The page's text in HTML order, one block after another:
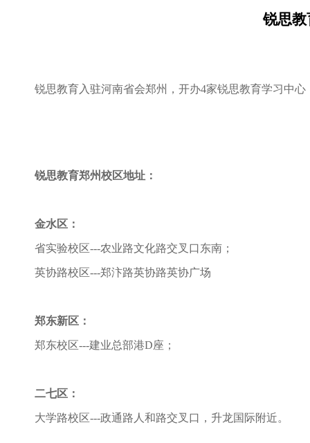
锐思教
锐思教育入驻河南省会郑州，开办4家锐思教育学习中
锐思教育郑州校区地址：
金水区：
省实验校区---农业路文化路交叉口东南；
英协路校区---郑汴路英协路英协广场
郑东新区：
郑东校区---建业总部港D座；
二七区：
大学路校区---政通路人和路交叉口，升龙国际附近。